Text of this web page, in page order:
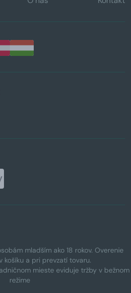
mladším ako 18 rokov. Overenie
košíku a pri prevzatí tovaru.
mieste eviduje tržby v bežnom
režime